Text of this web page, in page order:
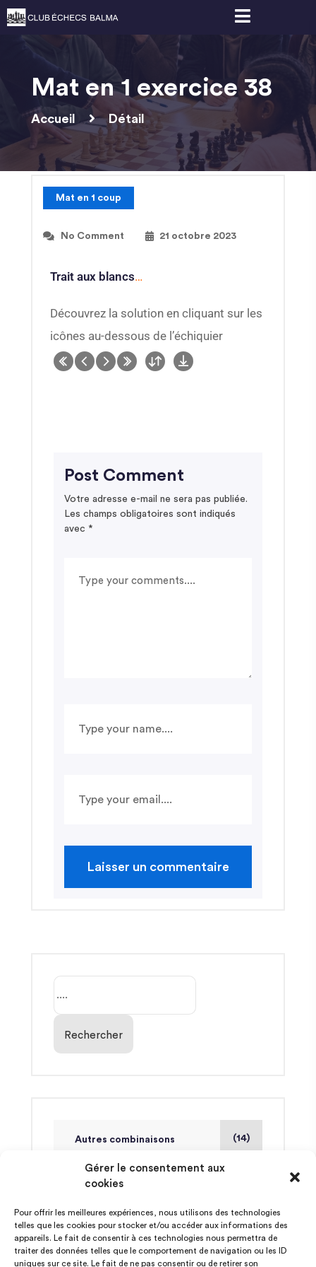
Gérer le consentement aux
cookies
Pour offrir les meilleures expériences, nous utilisons des technologies
telles que les cookies pour stocker et/ou accéder aux informations des
appareils. Le fait de consentir à ces technologies nous permettra de
traiter des données telles que le comportement de navigation ou les ID
uniques sur ce site. Le fait de ne pas consentir ou de retirer son
Mat en 1 exercice 38
Accueil Détail
Mat en 1 coup
No Comment 21 octobre 2023
Trait aux blancs…
Découvrez la solution en cliquant sur les
icônes au-dessous de l’échiquier
Post Comment
Votre adresse e-mail ne sera pas publiée.
Les champs obligatoires sont indiqués
avec *
Rechercher
Autres combinaisons (14)
Finales
Mat en 1 coup (54)